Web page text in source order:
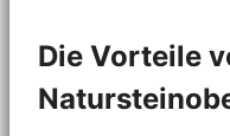
Die Vorteile